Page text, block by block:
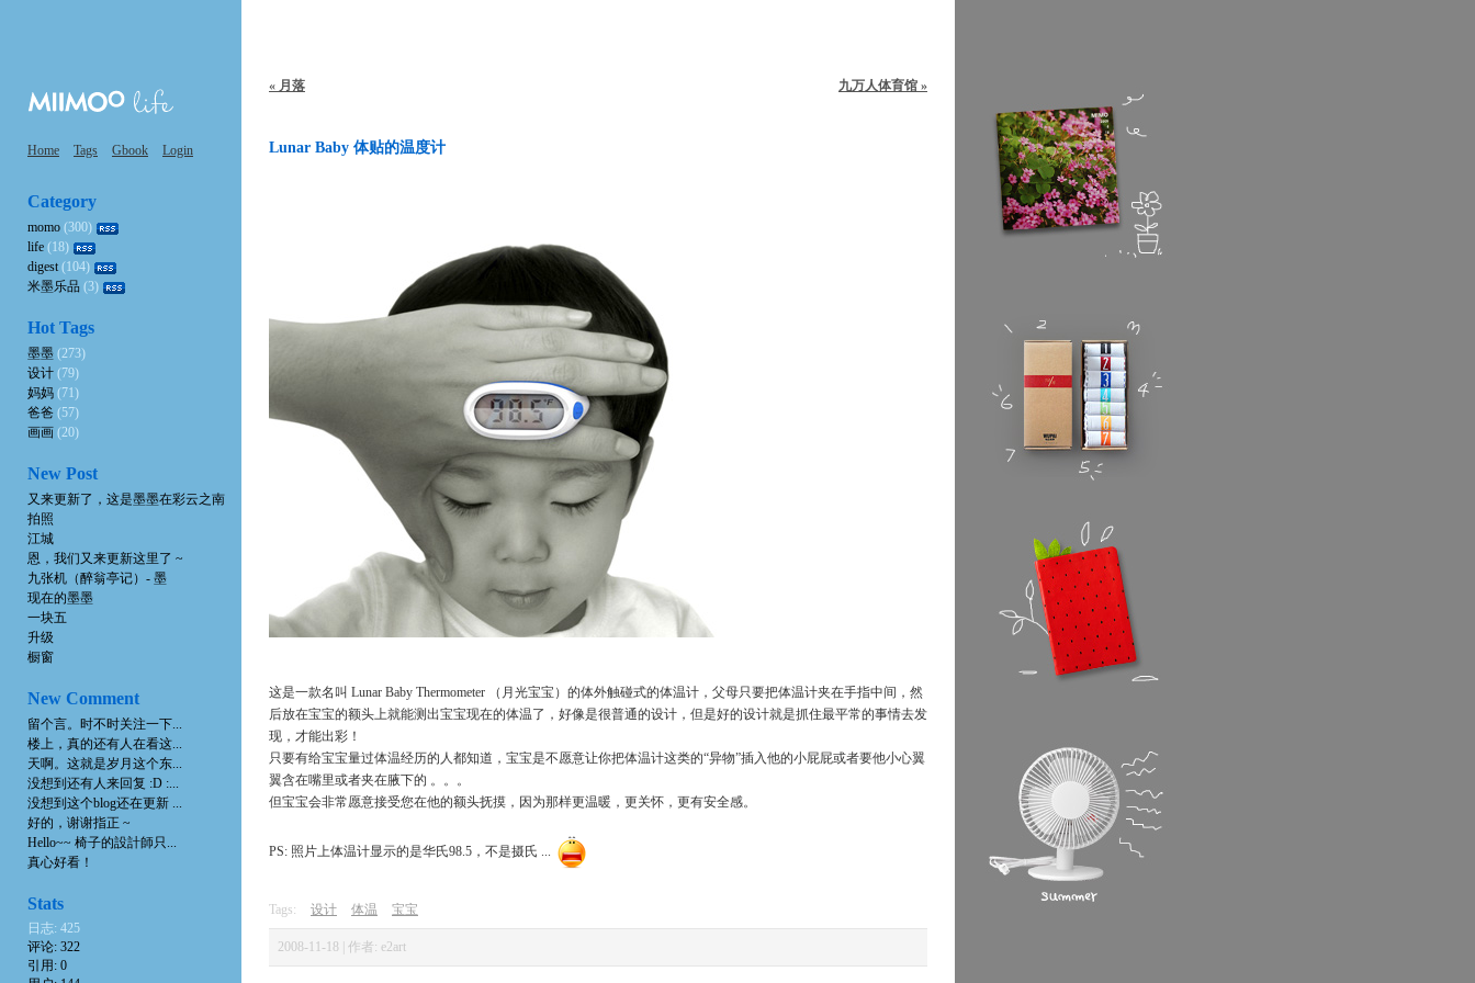
Home Tags Gbook Login
« 月落 九万人体育馆 »
Lunar Baby 体贴的温度计
这是一款名叫 Lunar Baby Thermometer （月光宝宝）的体外触碰式的体温计，父母只要把体温计夹在手指中间，然
后放在宝宝的额头上就能测出宝宝现在的体温了，好像是很普通的设计，但是好的设计就是抓住最平常的事情去发
现，才能出彩！
只要有给宝宝量过体温经历的人都知道，宝宝是不愿意让你把体温计这类的“异物”插入他的小屁屁或者要他小心翼
翼含在嘴里或者夹在腋下的 。。。
但宝宝会非常愿意接受您在他的额头抚摸，因为那样更温暖，更关怀，更有安全感。
PS: 照片上体温计显示的是华氏98.5，不是摄氏 ...
Tags: 设计 体温 宝宝
2008-11-18 | 作者: e2art
Category
momo (300)
life (18)
digest(104)
米墨乐品 (3)
Hot Tags
墨墨 (273)
设计 (79)
妈妈 (71)
爸爸 (57)
画画 (20)
New Post
又来更新了，这是墨墨在彩云之南
拍照
江城
恩，我们又来更新这里了 ~
九张机（醉翁亭记）- 墨
现在的墨墨
一块五
升级
橱窗
New Comment
留个言。时不时关注一下...
楼上，真的还有人在看这...
天啊。这就是岁月这个东...
没想到还有人来回复 :D :...
没想到这个blog还在更新 ...
好的，谢谢指正 ~
Hello~~ 椅子的設計師只...
真心好看！
Stats
日志: 425
评论: 322
引用: 0